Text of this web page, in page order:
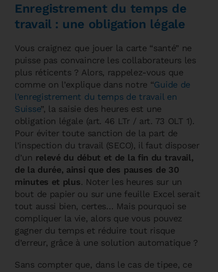
Enregistrement du temps de
travail : une obligation légale
Vous craignez que jouer la carte “santé” ne
puisse pas convaincre les collaborateurs les
plus réticents ? Alors, rappelez-vous que
comme on l’explique dans notre “Guide de
l’enregistrement du temps de travail en
Suisse”, la saisie des heures est une
obligation légale (art. 46 LTr / art. 73 OLT 1).
Pour éviter toute sanction de la part de
l’inspection du travail (SECO), il faut disposer
d’un relevé du début et de la fin du travail,
de la durée, ainsi que des pauses de 30
minutes et plus. Noter les heures sur un
bout de papier ou sur une feuille Excel serait
tout aussi bien, certes… Mais pourquoi se
compliquer la vie, alors que vous pouvez
gagner du temps et réduire tout risque
d’erreur, grâce à une solution automatique ?
Sans compter que, dans le cas de tipee, ce